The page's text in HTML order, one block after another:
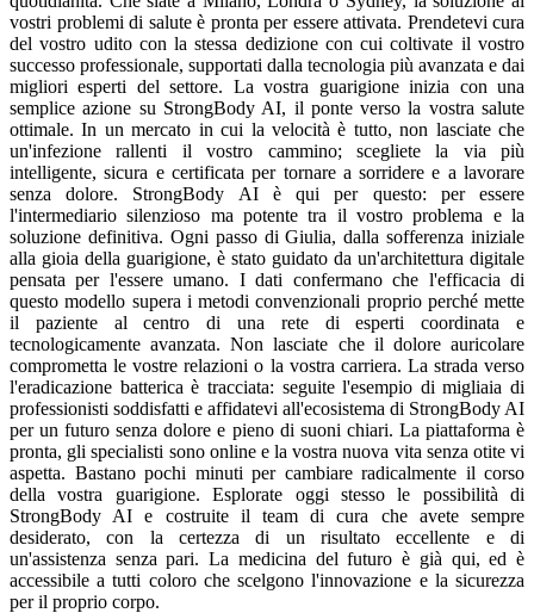
vostri problemi di salute è pronta per essere attivata. Prendetevi cura
del vostro udito con la stessa dedizione con cui coltivate il vostro
successo professionale, supportati dalla tecnologia più avanzata e dai
migliori esperti del settore. La vostra guarigione inizia con una
semplice azione su StrongBody AI, il ponte verso la vostra salute
ottimale. In un mercato in cui la velocità è tutto, non lasciate che
un'infezione rallenti il vostro cammino; scegliete la via più
intelligente, sicura e certificata per tornare a sorridere e a lavorare
senza dolore. StrongBody AI è qui per questo: per essere
l'intermediario silenzioso ma potente tra il vostro problema e la
soluzione definitiva. Ogni passo di Giulia, dalla sofferenza iniziale
alla gioia della guarigione, è stato guidato da un'architettura digitale
pensata per l'essere umano. I dati confermano che l'efficacia di
questo modello supera i metodi convenzionali proprio perché mette
il paziente al centro di una rete di esperti coordinata e
tecnologicamente avanzata. Non lasciate che il dolore auricolare
comprometta le vostre relazioni o la vostra carriera. La strada verso
l'eradicazione batterica è tracciata: seguite l'esempio di migliaia di
professionisti soddisfatti e affidatevi all'ecosistema di StrongBody AI
per un futuro senza dolore e pieno di suoni chiari. La piattaforma è
pronta, gli specialisti sono online e la vostra nuova vita senza otite vi
aspetta. Bastano pochi minuti per cambiare radicalmente il corso
della vostra guarigione. Esplorate oggi stesso le possibilità di
StrongBody AI e costruite il team di cura che avete sempre
desiderato, con la certezza di un risultato eccellente e di
un'assistenza senza pari. La medicina del futuro è già qui, ed è
accessibile a tutti coloro che scelgono l'innovazione e la sicurezza
per il proprio corpo.